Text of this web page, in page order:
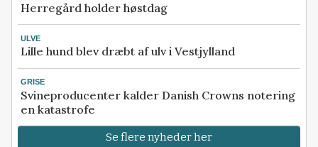
Herregård holder høstdag
ULVE
Lille hund blev dræbt af ulv i Vestjylland
GRISE
Svineproducenter kalder Danish Crowns notering
en katastrofe
Se flere nyheder her